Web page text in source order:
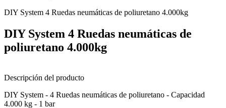
DIY System 4 Ruedas neumáticas de poliuretano 4.000kg
DIY System 4 Ruedas neumáticas de
poliuretano 4.000kg
Descripción del producto
DIY System - 4 Ruedas neumáticas de poliuretano - Capacidad
4.000 kg - 1 bar